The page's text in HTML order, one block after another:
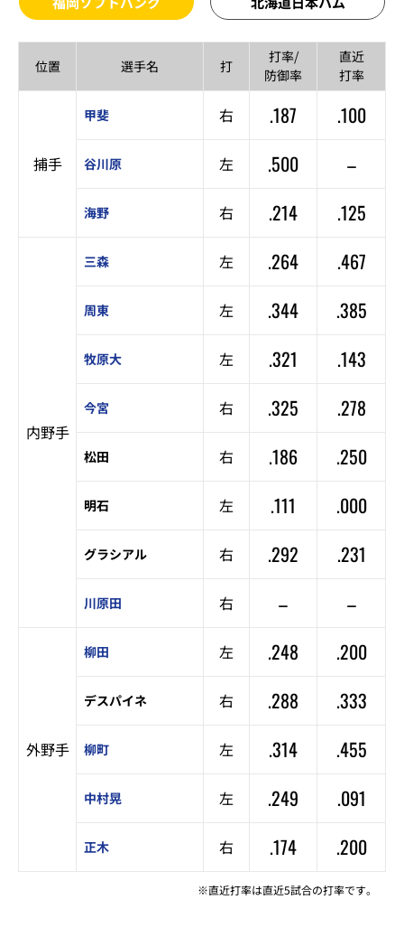
位置 選手名 打
打率/
防御率
直近
打率
捕手
甲斐 右 .187 .100
谷川原 左 .500 –
海野 右 .214 .125
内野手
三森 左 .264 .467
周東 左 .344 .385
牧原大 左 .321 .143
今宮 右 .325 .278
松田 右 .186 .250
明石 左 .111 .000
グラシアル 右 .292 .231
川原田 右 – –
外野手
柳田 左 .248 .200
デスパイネ 右 .288 .333
柳町 左 .314 .455
中村晃 左 .249 .091
正木 右 .174 .200
※直近打率は直近5試合の打率です。